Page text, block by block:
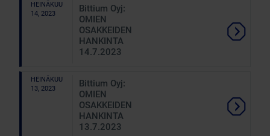
HEINÄKUU
14, 2023
Bittium Oyj:
OMIEN
OSAKKEIDEN
HANKINTA
14.7.2023
HEINÄKUU
13, 2023
Bittium Oyj:
OMIEN
OSAKKEIDEN
HANKINTA
13.7.2023